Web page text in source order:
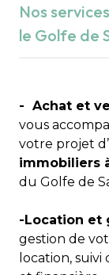
projets à
Ramatuelle,
sur-Mer, La
attachée à
confiance
Une
ans
Fondée par
années
Nos
le Golfe de
- Achat et
vous
votre projet
immobiliers
du Golfe de
-Location et
gestion de
location,